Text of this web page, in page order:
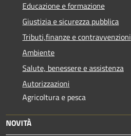
Educazione e formazione
Giustizia e sicurezza pubblica
Tributi,finanze e contravvenzioni
Ambiente
Salute, benessere e assistenza
Autorizzazioni
Agricoltura e pesca
NOVITÀ